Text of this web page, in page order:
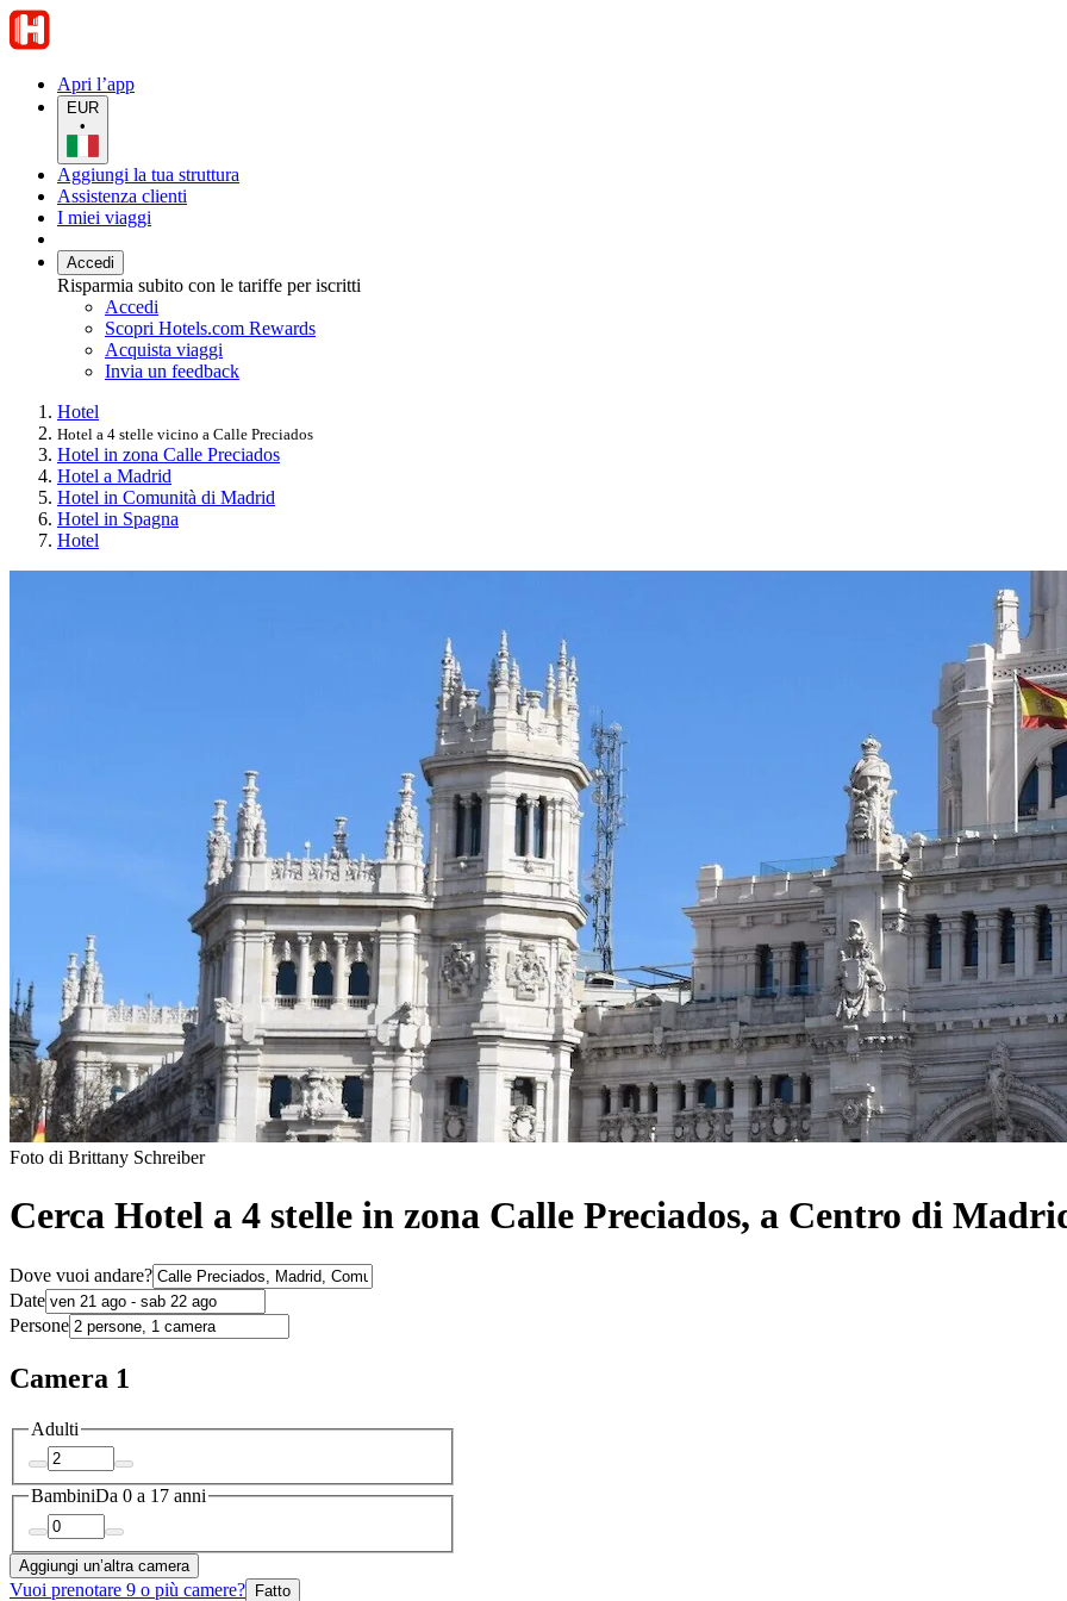
Apri l’app
EUR
•
Aggiungi la tua struttura
Assistenza clienti
I miei viaggi
Accedi
Risparmia subito con le tariffe per iscritti
Accedi
Scopri Hotels.com Rewards
Acquista viaggi
Invia un feedback
Hotel
Hotel a 4 stelle vicino a Calle Preciados
Hotel in zona Calle Preciados
Hotel a Madrid
Hotel in Comunità di Madrid
Hotel in Spagna
Hotel
Foto di Brittany Schreiber
Cerca Hotel a 4 stelle in zona Calle Preciados, a Centro di
Dove vuoi andare?
Date
Persone
Camera 1
Adulti
BambiniDa 0 a 17 anni
Aggiungi un’altra camera
Vuoi prenotare 9 o più camere? Fatto